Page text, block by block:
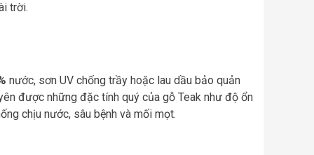
trời.
nước, sơn UV chống trầy hoặc lau dầu bảo quản
được những đặc tính quý của gỗ Teak như độ ổn
chịu nước, sâu bệnh và mối mọt.